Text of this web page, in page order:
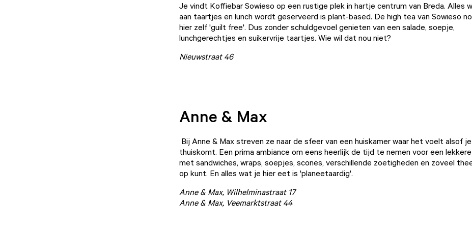
Je vindt Koffiebar Sowieso op een rustige plek in hartje centrum van Breda. Alles
aan taartjes en lunch wordt geserveerd is plant-based. De high tea van Sowieso
hier zelf 'guilt free'. Dus zonder schuldgevoel genieten van een salade, soepje,
lunchgerechtjes en suikervrije taartjes. Wie wil dat nou niet?
Nieuwstraat 46
Anne & Max
Bij Anne & Max streven ze naar de sfeer van een huiskamer waar het voelt alsof je
thuiskomt. Een prima ambiance om eens heerlijk de tijd te nemen voor een
met sandwiches, wraps, soepjes, scones, verschillende zoetigheden en zoveel
op kunt. En alles wat je hier eet is 'planeetaardig'.
Anne & Max, Wilhelminastraat 17
Anne & Max, Veemarktstraat 44